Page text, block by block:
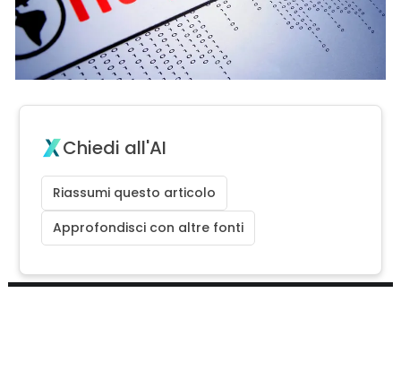
Chiedi all'AI
Riassumi questo articolo
Approfondisci con altre fonti